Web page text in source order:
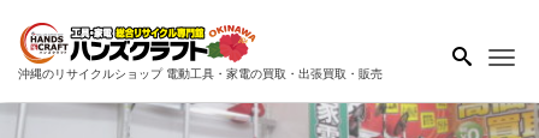
沖縄のリサイクルショップ 電動工具・家電の買取・出張買取・販売